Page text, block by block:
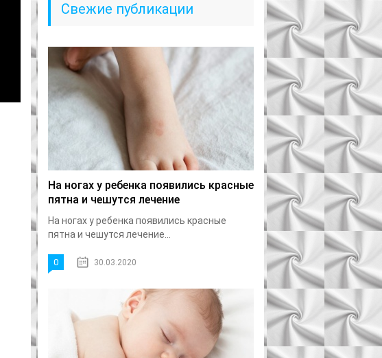
Свежие публикации
На ногах у ребенка появились красные
пятна и чешутся лечение
На ногах у ребенка появились красные
пятна и чешутся лечение...
0 30.03.2020